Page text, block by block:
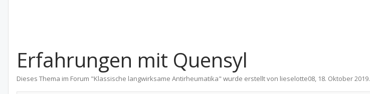
Erfahrungen mit Quensyl
Dieses Thema im Forum "Klassische langwirksame Antirheumatika" wurde erstellt von lieselotte08, 18. Oktober 2019.